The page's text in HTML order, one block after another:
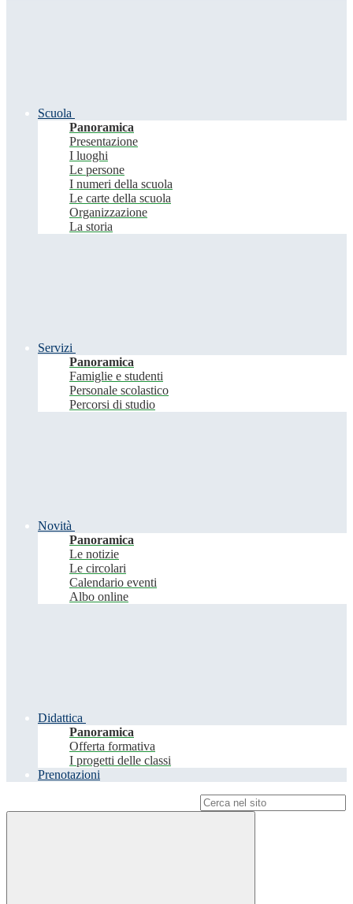
Scuola
Panoramica
Presentazione
I luoghi
Le persone
I numeri della scuola
Le carte della scuola
Organizzazione
La storia
Servizi
Panoramica
Famiglie e studenti
Personale scolastico
Percorsi di studio
Novità
Panoramica
Le notizie
Le circolari
Calendario eventi
Albo online
Didattica
Panoramica
Offerta formativa
I progetti delle classi
Prenotazioni